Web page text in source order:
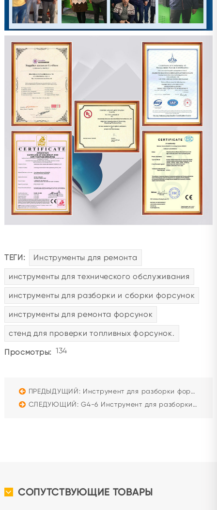
ТЕГИ: Инструменты для ремонта
инструменты для технического обслуживания
инструменты для разборки и сборки форсунок
инструменты для ремонта форсунок
стенд для проверки топливных форсунок.
Просмотры: 134
ПРЕДЫДУЩИЙ: Инструмент для разборки форсунок Cummins Q60 (Комплект G4-2)
СЛЕДУЮЩИЙ: G4-6 Инструмент для разборки насос-форсунок и EUP систем Delphi Hyundai
СОПУТСТВУЮЩИЕ ТОВАРЫ